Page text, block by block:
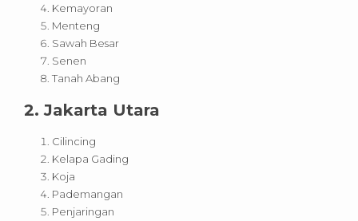
Kemayoran
Menteng
Sawah Besar
Senen
Tanah Abang
2. Jakarta Utara
Cilincing
Kelapa Gading
Koja
Pademangan
Penjaringan